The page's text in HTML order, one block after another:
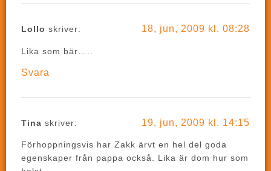
Lollo skriver: 18, jun, 2009 kl. 08:28
Lika som bär…..
Svara
Tina skriver: 19, jun, 2009 kl. 14:15
Förhoppningsvis har Zakk ärvt en hel del goda
egenskaper från pappa också. Lika är dom hur som